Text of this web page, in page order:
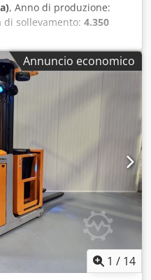
, Anno di produzione:
di sollevamento: 4.350
mm
elettrico, tipo di
modello: STILL EK-X 10
Cat.: Dimostrativo
abbassata: 2480
mm Portata: 1000 kg
di prelievo: 5350 mm
900 mm Anno: 2020
ore Capacità: 24V / 620Ah
980 mm !! 2 x Blue spot
Annuncio economico
1 / 14